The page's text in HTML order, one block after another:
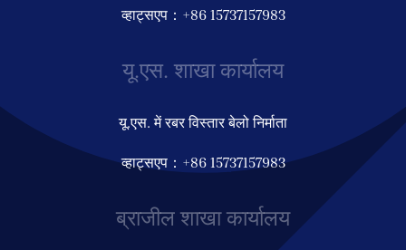
व्हाट्सएप：+86 15737157983
यू.एस. शाखा कार्यालय
यू.एस. में रबर विस्तार बेलो निर्माता
व्हाट्सएप：+86 15737157983
ब्राजील शाखा कार्यालय